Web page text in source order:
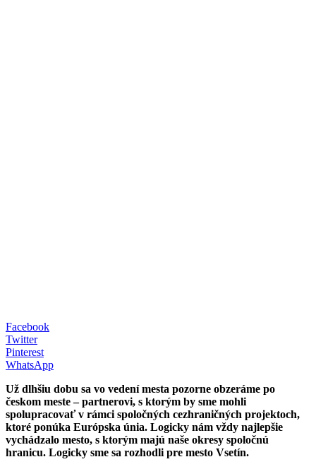
Facebook
Twitter
Pinterest
WhatsApp
Už dlhšiu dobu sa vo vedení mesta pozorne obzeráme po
českom meste – partnerovi, s ktorým by sme mohli
spolupracovať v rámci spoločných cezhraničných projektoch,
ktoré ponúka Európska únia. Logicky nám vždy najlepšie
vychádzalo mesto, s ktorým majú naše okresy spoločnú
hranicu. Logicky sme sa rozhodli pre mesto Vsetín.